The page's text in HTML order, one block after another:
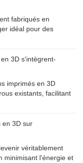
fabriqués en
idéal pour des
3D s'intègrent-
imprimés en 3D
existants, facilitant
en 3D sur
véritablement
minimisant l'énergie et